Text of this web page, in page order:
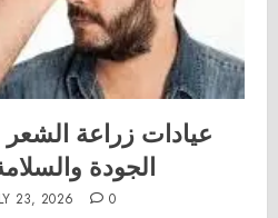
عيادات زراعة
الجودة
23, 2026 0